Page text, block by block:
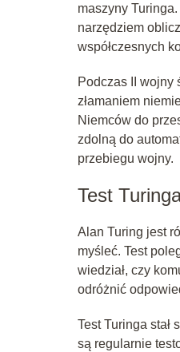
maszyny
narzędziem
współczesnych
Podczas II wojny
złamaniem
Niemców do
zdolną do
przebiegu wojny.
Test
Alan Turing jest
myśleć. Test
wiedział, czy
odróżnić
Test Turinga stał
są regularnie